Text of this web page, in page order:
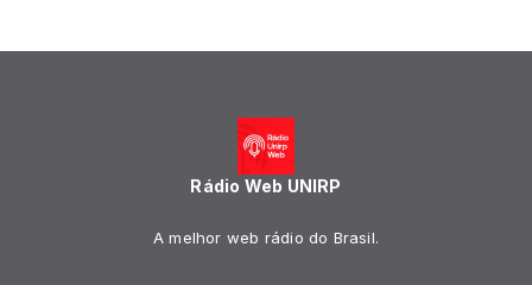
Rádio Web UNIRP
A melhor web rádio do Brasil.